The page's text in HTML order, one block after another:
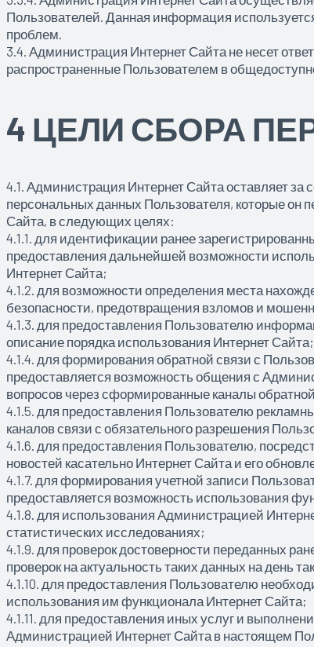
Пользователей. Данная информация
проблем.
3.4. Администрация Интернет Сайта не несет
распространенные Пользователем в
4 ЦЕЛИ СБОРА
4.1. Администрация Интернет Сайта оставляет
персональных данных Пользователя, которые он
Сайта, в следующих целях:
4.1.1. для идентификации ранее
предоставления дальнейшей возможности
Интернет Сайта;
4.1.2. для возможности определения места
безопасности, предотвращения взломов и
4.1.3. для предоставления Пользователю
описание порядка использования Интернет Сайта;
4.1.4. для формирования обратной связи с
предоставляется возможность общения с
вопросов через сформированные каналы
4.1.5. для предоставления Пользователю
каналов связи с обязательного разрешения
4.1.6. для предоставления Пользователю,
новостей касательно Интернет Сайта и его
4.1.7. для формирования учетной записи
предоставляется возможность использования
4.1.8. для использования Администрацией
статистических исследованиях;
4.1.9. для проверок достоверности переданных
проверок на актуальность таких данных на день
4.1.10. для предоставления Пользователю
использования им функционала Интернет Сайта;
4.1.11. для предоставления иных услуг и
Администрацией Интернет Сайта в настоящем